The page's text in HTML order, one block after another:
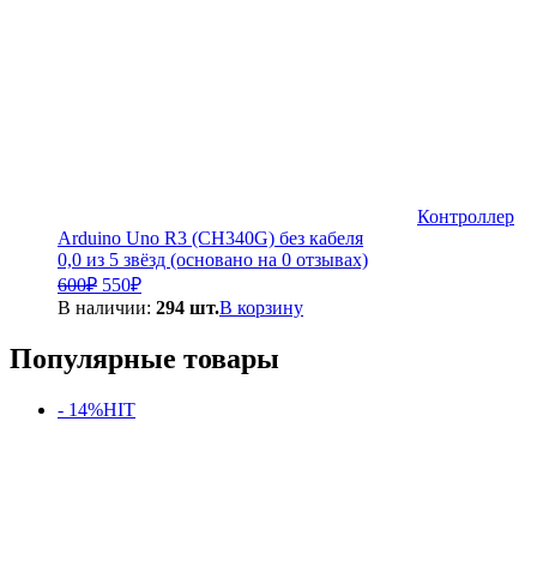
Контроллер
Arduino Uno R3 (CH340G) без кабеля
0,0 из 5 звёзд (основано на 0 отзывах)
600₽ Первоначальная
цена
550₽Текущая
цена:
В наличии: 294 шт.В корзину
Популярные товары
- 14%HIT